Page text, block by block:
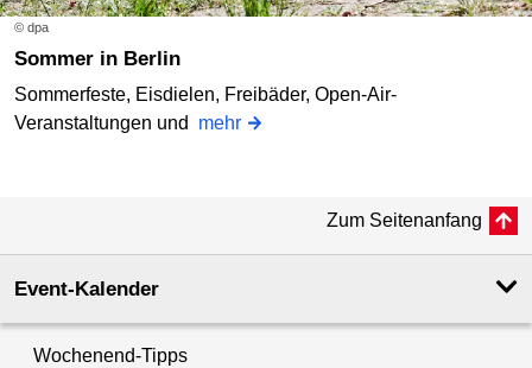
© dpa
Sommer in Berlin
Sommerfeste, Eisdielen, Freibäder, Open-Air-
Veranstaltungen und mehr
Zum Seitenanfang
Event-Kalender
Wochenend-Tipps